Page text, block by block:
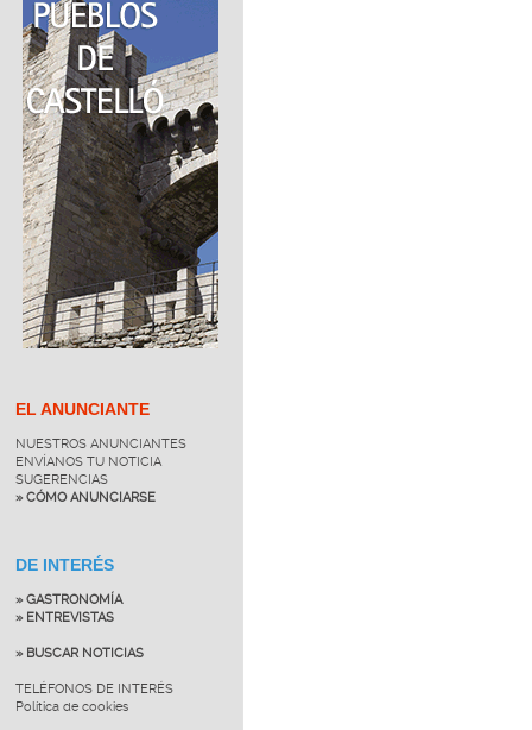
EL ANUNCIANTE
NUESTROS ANUNCIANTES
ENVÍANOS TU NOTICIA
SUGERENCIAS
» CÓMO ANUNCIARSE
DE INTERÉS
» GASTRONOMÍA
» ENTREVISTAS
» BUSCAR NOTICIAS
TELÉFONOS DE INTERÉS
Política de cookies